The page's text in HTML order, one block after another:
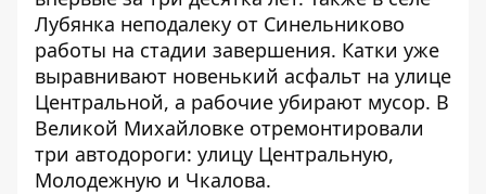
Лубянка неподалеку от Синельниково
работы на стадии завершения. Катки уже
выравнивают новенький асфальт на улице
Центральной, а рабочие убирают мусор. В
Великой Михайловке отремонтировали
три автодороги: улицу Центральную,
Молодежную и Чкалова.